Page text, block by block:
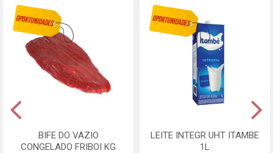
BIFE DO VAZIO
CONGELADO FRIBOI KG
LEITE INTEGR UHT ITAMBE
1L